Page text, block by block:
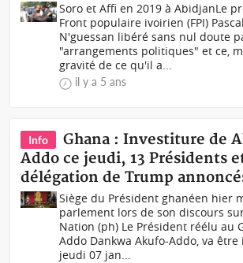
Soro et Affi en 2019 à AbidjanLe
Front populaire ivoirien (FPI)
N'guessan libéré sans nul doute
"arrangements politiques" et ce,
gravité de ce qu'il a...
il y a 5 ans
Info
Ghana : Investiture de
Addo ce jeudi, 13 Présidents
délégation de Trump
Siège du Président ghanéen hier
parlement lors de son discours
Nation (ph) Le Président réélu au
Addo Dankwa Akufo-Addo, va être
jeudi 07 jan...